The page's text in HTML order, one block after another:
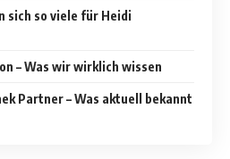
sich so viele für Heidi
– Was wir wirklich wissen
Partner – Was aktuell bekannt